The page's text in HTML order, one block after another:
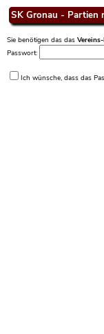
SK Gronau - Partien
Sie benötigen das das
Passwort:
Ich wünsche, dass das